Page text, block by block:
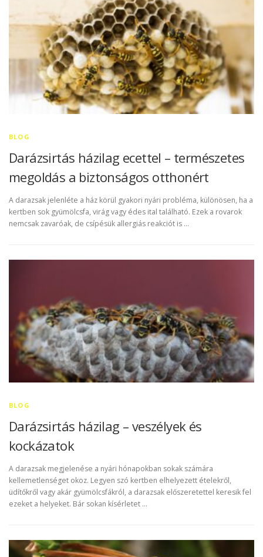
BLOG
Darázsirtás házilag ecettel – természetes
megoldás a biztonságos otthonért
A darazsak jelenléte a ház körül gyakori nyári probléma, különösen, ha a
kertben sok gyümölcsfa, virág vagy édes ital található. Ezek a rovarok
nemcsak zavaróak, de csípésük allergiás reakciót is …
BLOG
Darázsirtás házilag – veszélyek és
kockázatok
A darazsak megjelenése a nyári hónapokban sokak számára
kellemetlenséget okoz. Legyen szó kertben elhelyezett ételekről,
üdítőkről vagy akár gyümölcsfákról, a darazsak előszeretettel keresik fel
ezeket a helyeket. Bár sokan kísérletet …